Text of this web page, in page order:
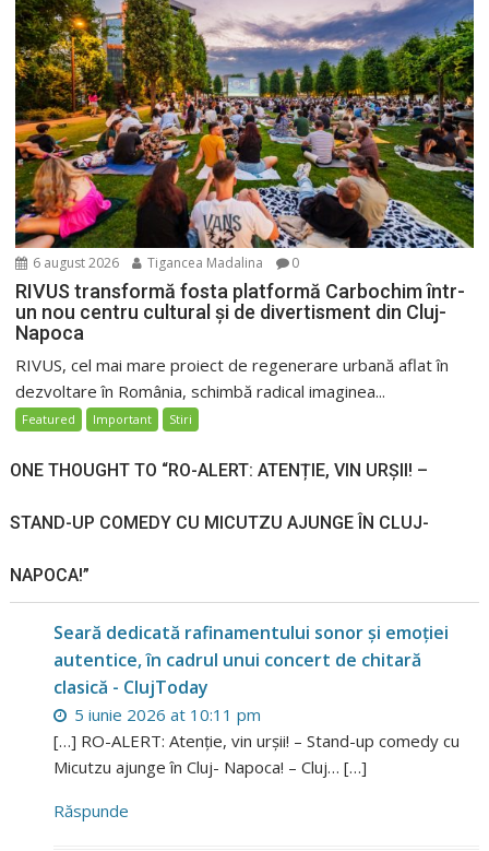
6 august 2026 Tigancea Madalina 0
RIVUS transformă fosta platformă Carbochim într-
un nou centru cultural și de divertisment din Cluj-
Napoca
RIVUS, cel mai mare proiect de regenerare urbană aflat în
dezvoltare în România, schimbă radical imaginea...
Featured Important Stiri
ONE THOUGHT TO “RO-ALERT: ATENȚIE, VIN URȘII! –
STAND-UP COMEDY CU MICUTZU AJUNGE ÎN CLUJ-
NAPOCA!”
Seară dedicată rafinamentului sonor și emoției
autentice, în cadrul unui concert de chitară
clasică - ClujToday
5 iunie 2026 at 10:11 pm
[…] RO-ALERT: Atenție, vin urșii! – Stand-up comedy cu
Micutzu ajunge în Cluj- Napoca! – Cluj… […]
Răspunde